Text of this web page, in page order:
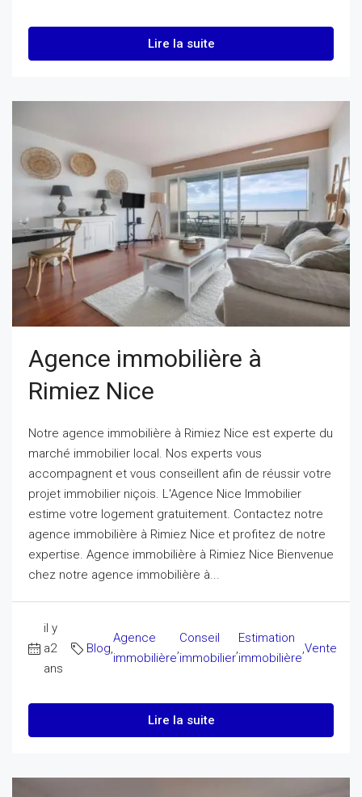
Lire la suite
Agence immobilière à
Rimiez Nice
Notre agence immobilière à Rimiez Nice est experte du
marché immobilier local. Nos experts vous
accompagnent et vous conseillent afin de réussir votre
projet immobilier niçois. L'Agence Nice Immobilier
estime votre logement gratuitement. Contactez notre
agence immobilière à Rimiez Nice et profitez de notre
expertise. Agence immobilière à Rimiez Nice Bienvenue
chez notre agence immobilière à...
il y
a2
ans
Blog,
Agence
immobilière
,
Conseil
immobilier
,
Estimation
immobilière
,Vente
Lire la suite